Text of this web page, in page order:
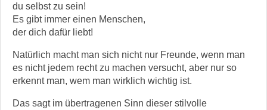
du selbst zu sein!
Es gibt immer einen Menschen,
der dich dafür liebt!
Natürlich macht man sich nicht nur Freunde, wenn man
es nicht jedem recht zu machen versucht, aber nur so
erkennt man, wem man wirklich wichtig ist.
Das sagt im übertragenen Sinn dieser stilvolle